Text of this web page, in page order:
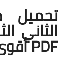
تحميل
PDF أقوى مراجعة نهائية مجانية